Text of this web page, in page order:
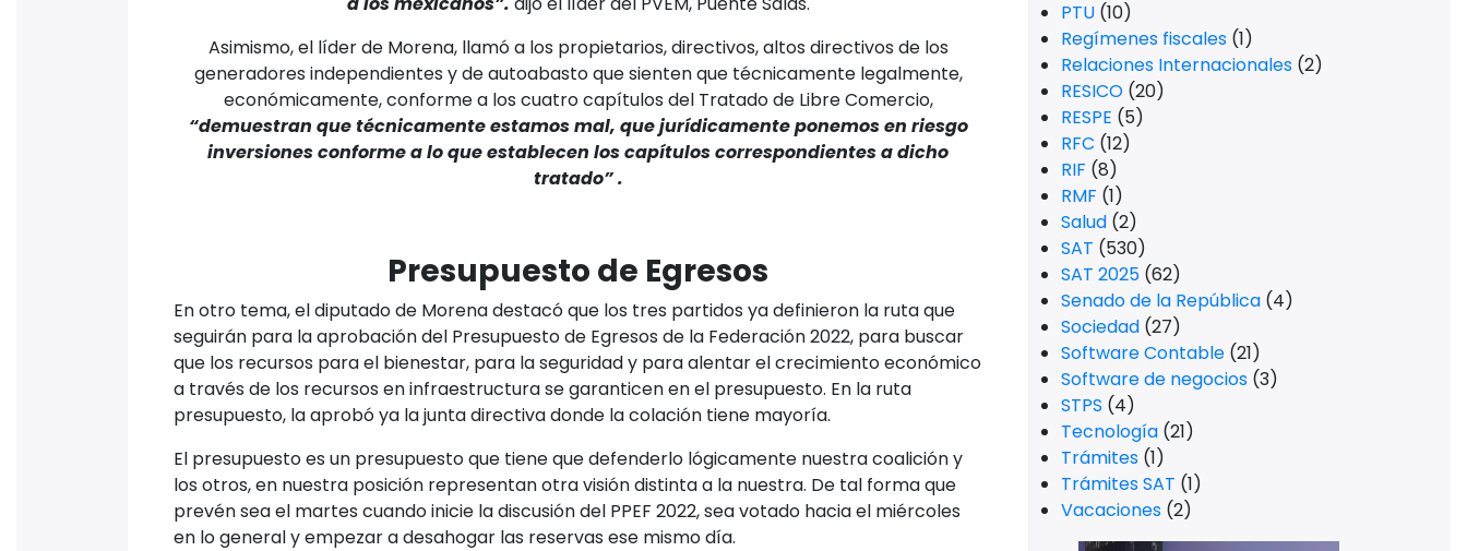
Asimismo, el líder de Morena, llamó a los propietarios, directivos, altos directivos de los
generadores independientes y de autoabasto que sienten que técnicamente legalmente,
económicamente, conforme a los cuatro capítulos del Tratado de Libre Comercio,
“demuestran que técnicamente estamos mal, que jurídicamente ponemos en riesgo
inversiones conforme a lo que establecen los capítulos correspondientes a dicho
tratado” .
Presupuesto de Egresos
En otro tema, el diputado de Morena destacó que los tres partidos ya definieron la ruta que
seguirán para la aprobación del Presupuesto de Egresos de la Federación 2022, para buscar
que los recursos para el bienestar, para la seguridad y para alentar el crecimiento económico
a través de los recursos en infraestructura se garanticen en el presupuesto. En la ruta
presupuesto, la aprobó ya la junta directiva donde la colación tiene mayoría.
El presupuesto es un presupuesto que tiene que defenderlo lógicamente nuestra coalición y
los otros, en nuestra posición representan otra visión distinta a la nuestra. De tal forma que
prevén sea el martes cuando inicie la discusión del PPEF 2022, sea votado hacia el miércoles
en lo general y empezar a desahogar las reservas ese mismo día.
PTU (10)
Regímenes fiscales (1)
Relaciones Internacionales (2)
RESICO (20)
RESPE (5)
RFC (12)
RIF (8)
RMF (1)
Salud (2)
SAT (530)
SAT 2025 (62)
Senado de la República (4)
Sociedad (27)
Software Contable (21)
Software de negocios (3)
STPS (4)
Tecnología (21)
Trámites (1)
Trámites SAT (1)
Vacaciones (2)